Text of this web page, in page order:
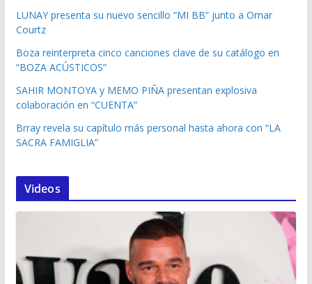
LUNAY presenta su nuevo sencillo “MI BB” junto a Omar
Courtz
Boza reinterpreta cinco canciones clave de su catálogo en
“BOZA ACÚSTICOS”
SAHIR MONTOYA y MEMO PIÑA presentan explosiva
colaboración en “CUENTA”
Brray revela su capítulo más personal hasta ahora con “LA
SACRA FAMIGLIA”
Videos